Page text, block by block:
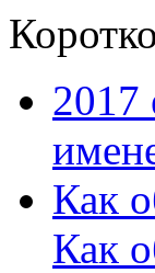
2017
Как
Как